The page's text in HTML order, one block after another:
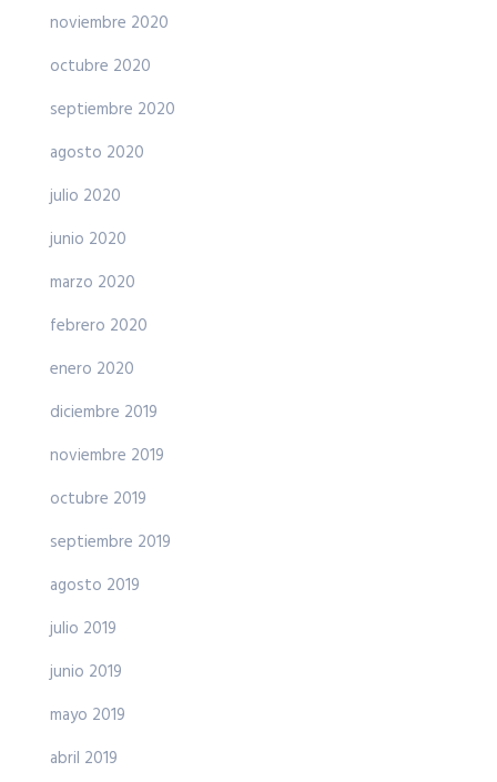
noviembre 2020
octubre 2020
septiembre 2020
agosto 2020
julio 2020
junio 2020
marzo 2020
febrero 2020
enero 2020
diciembre 2019
noviembre 2019
octubre 2019
septiembre 2019
agosto 2019
julio 2019
junio 2019
mayo 2019
abril 2019